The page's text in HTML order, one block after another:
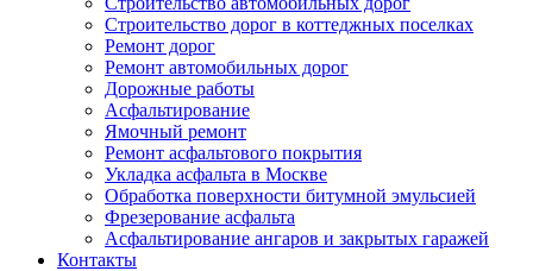
Строительство дорог в коттеджных поселках
Ремонт дорог
Ремонт автомобильных дорог
Дорожные работы
Асфальтирование
Ямочный ремонт
Ремонт асфальтового покрытия
Укладка асфальта в Москве
Обработка поверхности битумной эмульсией
Фрезерование асфальта
Асфальтирование ангаров и закрытых гаражей
Контакты